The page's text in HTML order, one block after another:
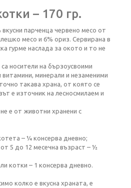
– 170 гр.
парченца червено месо от
месо и 6% ориз. Сервирана в
гурме наслада за окото и то не
носители на бързоусвоими
витамини, минерали и незаменими
такава храна, от която се
е източник на лесносмилаем и
е от животни хранени с
– ¼ консерва дневно;
5 до 12 месечна възраст – ½
котки – 1 консерва дневно.
колко е вкусна храната, е